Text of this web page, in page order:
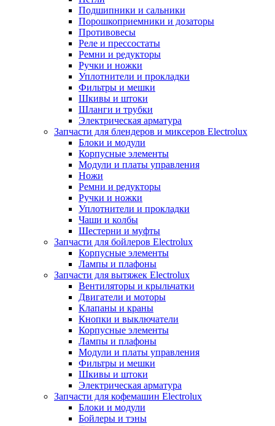
Подшипники и сальники
Порошкоприемники и дозаторы
Противовесы
Реле и прессостаты
Ремни и редукторы
Ручки и ножки
Уплотнители и прокладки
Фильтры и мешки
Шкивы и штоки
Шланги и трубки
Электрическая арматура
Запчасти для блендеров и миксеров Electrolux
Блоки и модули
Корпусные элементы
Модули и платы управления
Ножи
Ремни и редукторы
Ручки и ножки
Уплотнители и прокладки
Чаши и колбы
Шестерни и муфты
Запчасти для бойлеров Electrolux
Корпусные элементы
Лампы и плафоны
Запчасти для вытяжек Electrolux
Вентиляторы и крыльчатки
Двигатели и моторы
Клапаны и краны
Кнопки и выключатели
Корпусные элементы
Лампы и плафоны
Модули и платы управления
Фильтры и мешки
Шкивы и штоки
Электрическая арматура
Запчасти для кофемашин Electrolux
Блоки и модули
Бойлеры и тэны